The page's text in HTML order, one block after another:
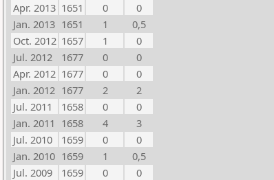
Apr. 2013 1651 0
0
Jan. 2013 1651 1
0,5
Oct. 2012 1657 1
0
Jul. 2012
1677 0
0
Apr. 2012 1677 0
0
Jan. 2012 1677 2
2
Jul. 2011
1658 0
0
Jan. 2011 1658 4
3
Jul. 2010
1659 0
0
Jan. 2010 1659 1
0,5
Jul. 2009
1659 0
0